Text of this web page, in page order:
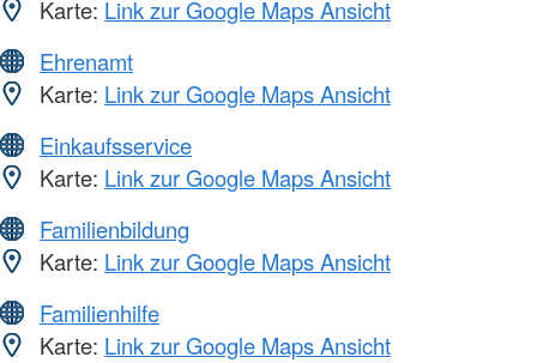
Karte: Link zur Google Maps Ansicht
Ehrenamt
Karte: Link zur Google Maps Ansicht
Einkaufsservice
Karte: Link zur Google Maps Ansicht
Familienbildung
Karte: Link zur Google Maps Ansicht
Familienhilfe
Karte: Link zur Google Maps Ansicht